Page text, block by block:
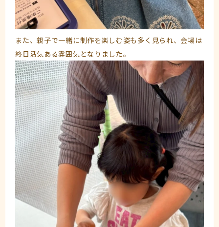
また、親子で一緒に制作を楽しむ姿も多く見られ、会場は
終日活気ある雰囲気となりました。